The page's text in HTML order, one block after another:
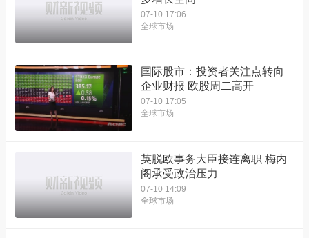
07-10 17:06
全球市场
国际股市：投资者关注点转向
企业财报 欧股周二高开
07-10 17:05
全球市场
英脱欧事务大臣接连离职 梅内
阁承受政治压力
07-10 14:09
全球市场